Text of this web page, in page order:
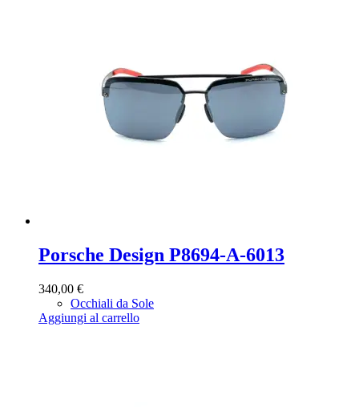
Porsche Design P8694-A-6013
340,00 €
Occhiali da Sole
Aggiungi al carrello